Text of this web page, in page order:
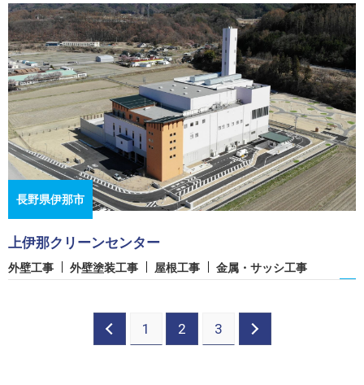
長野県伊那市
上伊那クリーンセンター
外壁工事 外壁塗装工事 屋根工事 金属・サッシ工事
1 2 3